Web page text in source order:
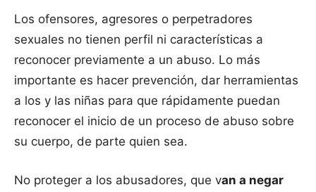
Los ofensores, agresores o perpetradores
sexuales no tienen perfil ni características a
reconocer previamente a un abuso. Lo más
importante es hacer prevención, dar herramientas
a los y las niñas para que rápidamente puedan
reconocer el inicio de un proceso de abuso sobre
su cuerpo, de parte quien sea.
No proteger a los abusadores, que van a negar